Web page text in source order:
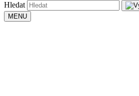
Hledat
MENU